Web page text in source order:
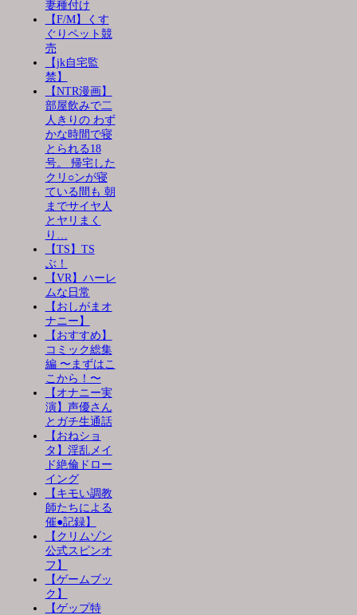
妻種付け
【F/M】くす
ぐりペット競
売
【jk自宅監
禁】
【NTR漫画】
部屋飲みで二
人きりの わず
かな時間で寝
とられる18
号。 帰宅した
クリ○ンが寝
ている間も 朝
までサイヤ人
とヤリまく
り…
【TS】TS
ぶ！
【VR】ハーレ
ムな日常
【おしがまオ
ナニー】
【おすすめ】
コミック総集
編 〜まずはこ
こから！〜
【オナニー実
演】声優さん
とガチ生通話
【おねショ
タ】淫乱メイ
ド絶倫ドロー
イング
【キモい調教
師たちによる
催●記録】
【クリムゾン
公式スピンオ
フ】
【ゲームブッ
ク】
【ゲップ特